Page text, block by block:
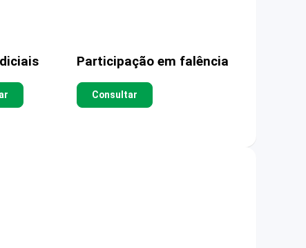
Participação em falência
Consultar